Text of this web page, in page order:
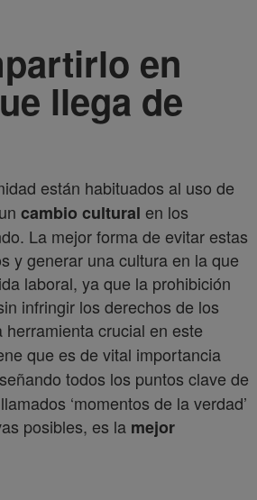
en
llega de
están habituados al uso de
cambio cultural en los
La mejor forma de evitar estas
y generar una cultura en la que
laboral, ya que la prohibición
infringir los derechos de los
crucial en este
que es de vital importancia
todos los puntos clave de
‘momentos de la verdad’
posibles, es la mejor